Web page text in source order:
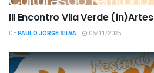
III Encontro Vila Verde (in)Artes
DEPAULO JORGE SILVA 06/11/2025